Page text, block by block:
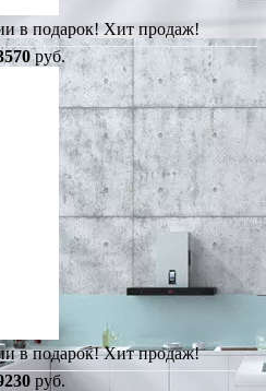
в подарок! Хит продаж!
руб.
в подарок!Хит продаж!
руб.